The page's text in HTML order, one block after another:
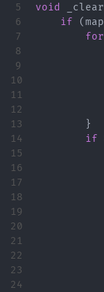
5
6
7
8
9
10
11
12
13
14
15
16
17
18
19
20
21
22
23
24
void _clear
if
(map
for
}
if